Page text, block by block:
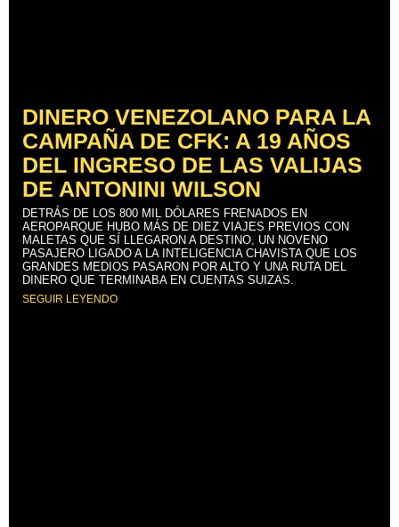
DINERO VENEZOLANO PARA LA
CAMPAÑA DE CFK: A 19 AÑOS
DEL INGRESO DE LAS VALIJAS
DE ANTONINI WILSON
DETRÁS DE LOS 800 MIL DÓLARES FRENADOS EN
AEROPARQUE HUBO MÁS DE DIEZ VIAJES PREVIOS CON
MALETAS QUE SÍ LLEGARON A DESTINO, UN NOVENO
PASAJERO LIGADO A LA INTELIGENCIA CHAVISTA QUE LOS
GRANDES MEDIOS PASARON POR ALTO Y UNA RUTA DEL
DINERO QUE TERMINABA EN CUENTAS SUIZAS.
SEGUIR LEYENDO